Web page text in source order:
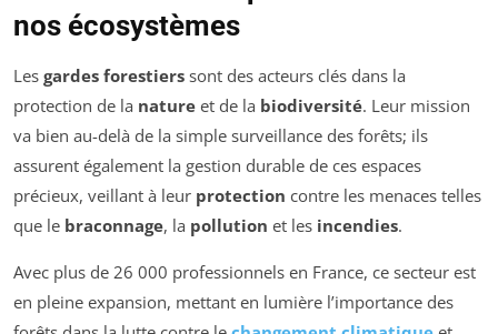
nos écosystèmes
Les gardes forestiers sont des acteurs clés dans la
protection de la nature et de la biodiversité. Leur mission
va bien au-delà de la simple surveillance des forêts; ils
assurent également la gestion durable de ces espaces
précieux, veillant à leur protection contre les menaces telles
que le braconnage, la pollution et les incendies.
Avec plus de 26 000 professionnels en France, ce secteur est
en pleine expansion, mettant en lumière l’importance des